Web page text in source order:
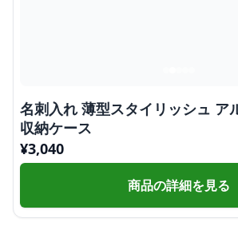
名刺入れ 薄型スタイリッシュ ア
収納ケース
¥3,040
商品の詳細を見る